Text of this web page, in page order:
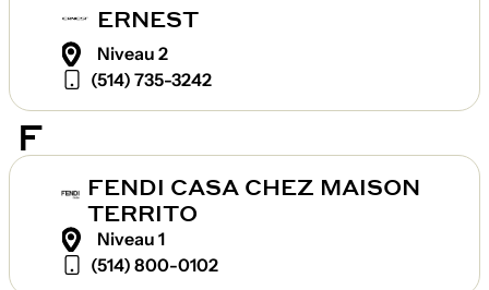
ERNEST
Niveau 2
(514) 735-3242
F
FENDI CASA CHEZ MAISON
TERRITO
Niveau 1
(514) 800-0102